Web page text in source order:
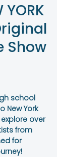
YORK
Show
school
New York
explore over
from
for